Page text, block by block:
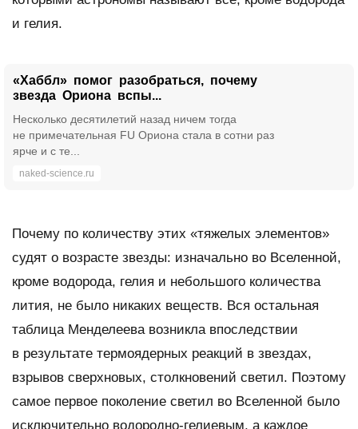
и гелия.
«Хаббл» помог разобраться, почему
звезда Ориона вспы...
Несколько десятилетий назад ничем тогда
не примечательная FU Ориона стала в сотни раз
ярче и с те...
naked-science.ru
Почему по количеству этих «тяжелых элементов»
судят о возрасте звезды: изначально во Вселенной,
кроме водорода, гелия и небольшого количества
лития, не было никаких веществ. Вся остальная
таблица Менделеева возникла впоследствии
в результате термоядерных реакций в звездах,
взрывов сверхновых, столкновений светил. Поэтому
самое первое поколение светил во Вселенной было
исключительно водородно-гелиевым, а каждое